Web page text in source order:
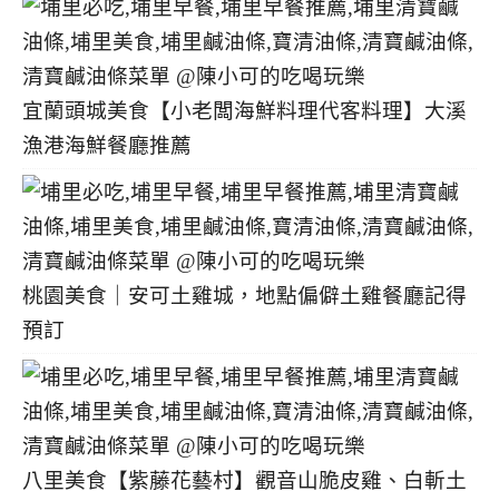
宜蘭頭城美食【小老闆海鮮料理代客料理】大溪
漁港海鮮餐廳推薦
桃園美食｜安可土雞城，地點偏僻土雞餐廳記得
預訂
八里美食【紫藤花藝村】觀音山脆皮雞、白斬土